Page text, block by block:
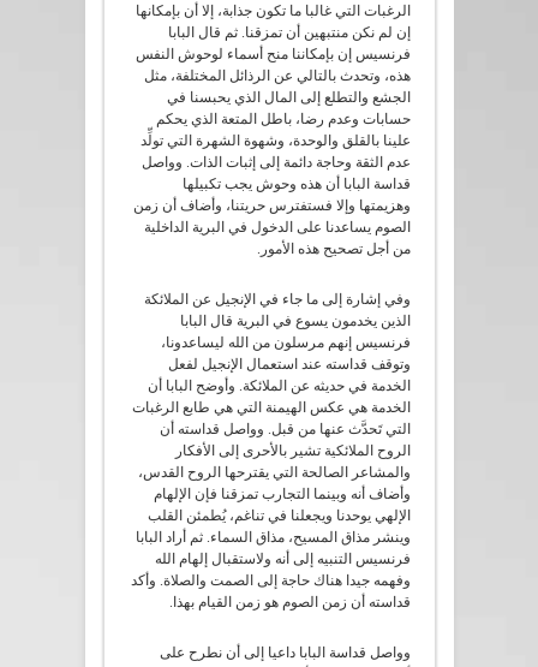
الرغبات التي غالبا ما تكون جذابة، إلا أن بإمكانها
إن لم نكن منتبهين أن تمزقنا. ثم قال البابا
فرنسيس إن بإمكاننا منح أسماء لوحوش النفس
هذه، وتحدث بالتالي عن الرذائل المختلفة، مثل
الجشع والتطلع إلى المال الذي يحبسنا في
حسابات وعدم رضا، باطل المتعة الذي يحكم
علينا بالقلق والوحدة، وشهوة الشهرة التي تولِّد
عدم الثقة وحاجة دائمة إلى إثبات الذات. وواصل
قداسة البابا أن هذه وحوش يجب تكبيلها
وهزيمتها وإلا فستفترس حريتنا، وأضاف أن زمن
الصوم يساعدنا على الدخول في البرية الداخلية
من أجل تصحيح هذه الأمور.
وفي إشارة إلى ما جاء في الإنجيل عن الملائكة
الذين يخدمون يسوع في البرية قال البابا
فرنسيس إنهم مرسلون من الله ليساعدونا،
وتوقف قداسته عند استعمال الإنجيل لفعل
الخدمة في حديثه عن الملائكة. وأوضح البابا أن
الخدمة هي عكس الهيمنة التي هي طابع الرغبات
التي تَحدَّث عنها من قبل. وواصل قداسته أن
الروح الملائكية تشير بالأحرى إلى الأفكار
والمشاعر الصالحة التي يقترحها الروح القدس،
وأضاف أنه وبينما التجارب تمزقنا فإن الإلهام
الإلهي يوحدنا ويجعلنا في تناغم، يُطمئن القلب
وينشر مذاق المسيح، مذاق السماء. ثم أراد البابا
فرنسيس التنبيه إلى أنه ولاستقبال إلهام الله
وفهمه جيدا هناك حاجة إلى الصمت والصلاة. وأكد
قداسته أن زمن الصوم هو زمن القيام بهذا.
وواصل قداسة البابا داعيا إلى أن نطرح على